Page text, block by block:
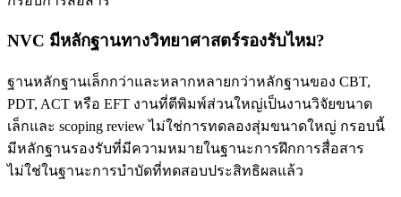
NVC มีหลักฐานทางวิทยาศาสตร์รองรับไหม?
ฐานหลักฐานเล็กกว่าและหลากหลายกว่าหลักฐานของ CBT,
PDT, ACT หรือ EFT งานที่ตีพิมพ์ส่วนใหญ่เป็นงานวิจัยขนาด
เล็กและ scoping review ไม่ใช่การทดลองสุ่มขนาดใหญ่ กรอบนี้
มีหลักฐานรองรับที่มีความหมายในฐานะการฝึกการสื่อสาร
ไม่ใช่ในฐานะการบำบัดที่ทดสอบประสิทธิผลแล้ว